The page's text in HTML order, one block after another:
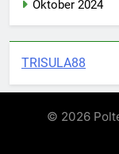
Oktober 2024
TRISULA88
© 2026